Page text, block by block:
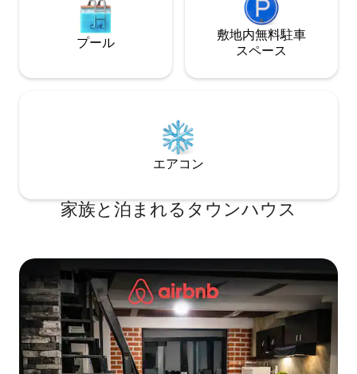
プール
敷地内無料駐⁠車
ス⁠ペ⁠ー⁠ス
エアコン
家族と泊まれるタウンハウス